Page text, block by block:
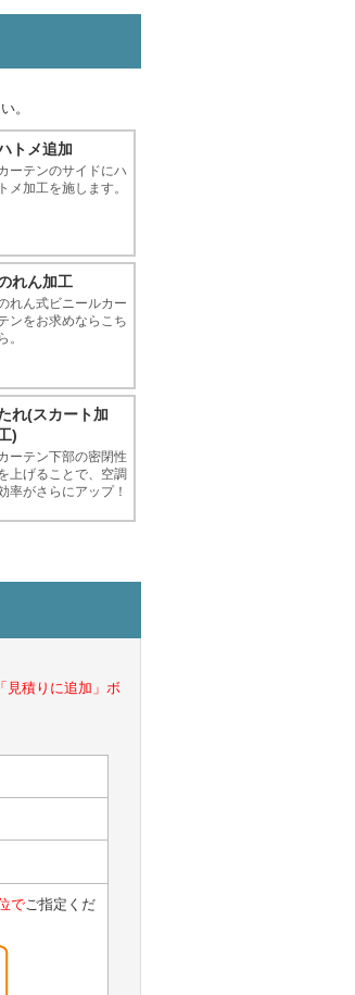
。
トメ追加
ーテンのサイドにハ
トメ加工を施します。
れん加工
れん式ビニールカー
ンをお求めならこち
ら。
れ(スカート加
)
ーテン下部の密閉性
上げることで、空調
率がさらにアップ！
見積りに追加」ボ
でご指定くだ